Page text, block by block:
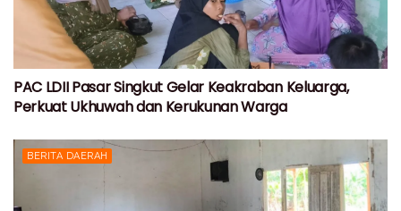
PAC LDII Pasar Singkut Gelar Keakraban Keluarga,
Perkuat Ukhuwah dan Kerukunan Warga
BERITA DAERAH